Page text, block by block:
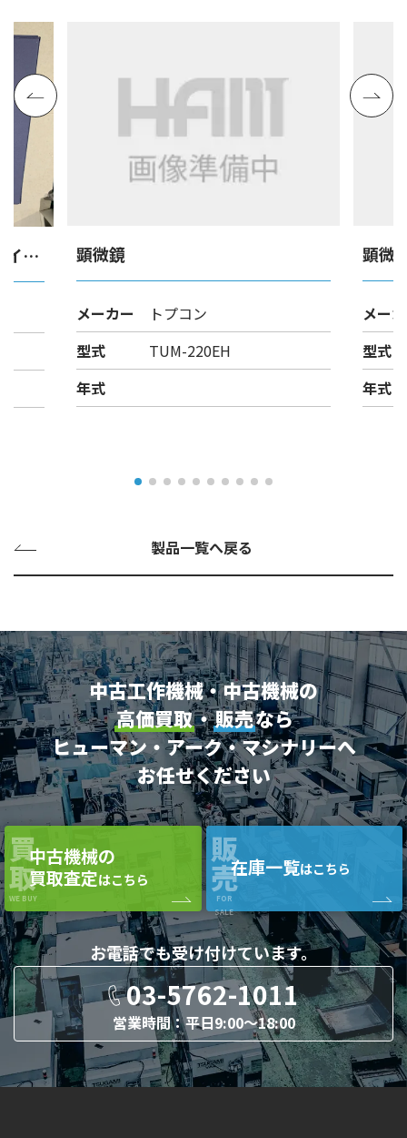
イク 顕微鏡
メーカー
トプコン
型式
TUM-220EH
年式
顕微
メー
型式
年式
製品一覧へ戻る
中古工作機械・中古機械の
高価買取・販売なら
ヒューマン・アーク・マシナリーへ
お任せください
買
取
WE BUY
中古機械の
買取査定はこちら
販
売
FOR
SALE
在庫一覧はこちら
お電話でも受け付けています。
03-5762-1011
営業時間：平日9:00〜18:00